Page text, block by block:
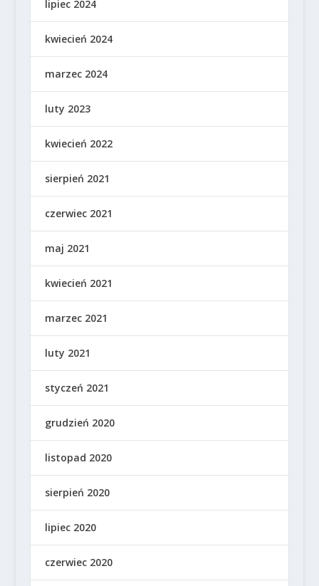
lipiec 2024
kwiecień 2024
marzec 2024
luty 2023
kwiecień 2022
sierpień 2021
czerwiec 2021
maj 2021
kwiecień 2021
marzec 2021
luty 2021
styczeń 2021
grudzień 2020
listopad 2020
sierpień 2020
lipiec 2020
czerwiec 2020